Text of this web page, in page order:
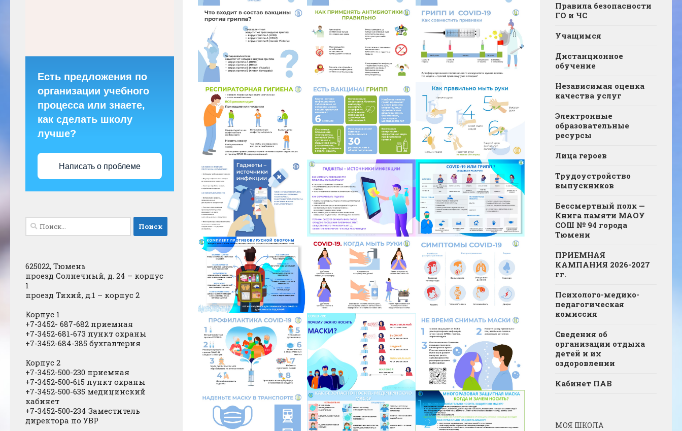
Есть предложения по
организации учебного
процесса или знаете,
как сделать школу
лучше?
Написать о проблеме
Найти:
625022, Тюмень
проезд Солнечный, д. 24 – корпус
1
проезд Тихий, д.1 – корпус 2
Корпус 1
+7-3452- 687-682 приемная
+7-3452-681-673 пункт охраны
+7-3452-684-385 бухгалтерия
Корпус 2
+7-3452-500-230 приемная
+7-3452-500-615 пункт охраны
+7-3452-500-635 медицинский
кабинет
+7-3452-500-234 Заместитель
директора по УВР
Правила безопасности
ГО и ЧС
Учащимся
Дистанционное
обучение
Независимая оценка
качества услуг
Электронные
образовательные
ресурсы
Лица героев
Трудоустройство
выпускников
Бессмертный полк —
Книга памяти МАОУ
СОШ № 94 города
Тюмени
ПРИЕМНАЯ
КАМПАНИЯ 2026-2027
гг.
Психолого-медико-
педагогическая
комиссия
Сведения об
организации отдыха
детей и их
оздоровлении
Кабинет ПАВ
МОЯ ШКОЛА